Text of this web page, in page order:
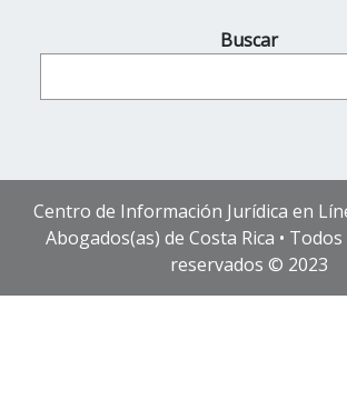
Buscar
Centro de Información Jurídica en
Abogados(as) de Costa Rica •
reservados © 2023